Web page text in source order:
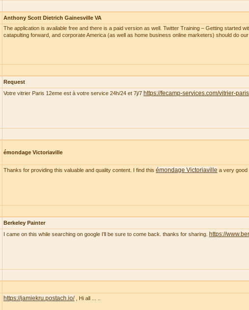
Anthony Scott Dietrich Gainesville VA
The application is available free and there is a paid version as well. Twitter Training – Getting started
catapulting forward, and corporate America (as well as home business online marketers) should do our
Request
Votre vitrier Paris 12eme est à votre service 24h/24 et 7j/7 https://fecamp-services.com/vitrier-
émondage Victoriaville
Thanks for providing this valuable and quality content. I find this émondage Victoriaville a very good
Berkeley Painter
I came on this while searching on google I’ll be sure to come back. thanks for sharing. https://
https://jamiekru.postach.io/, Hi all ... ..